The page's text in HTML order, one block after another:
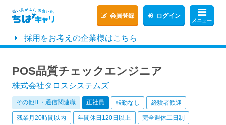
メニュー
会員登録 ログイン
採用をお考えの企業様はこちら
POS品質チェックエンジニア
株式会社タロスシステムズ
その他IT・通信関連職 正社員 転勤なし 経験者歓迎
残業月20時間以内 年間休日120日以上 完全週休二日制